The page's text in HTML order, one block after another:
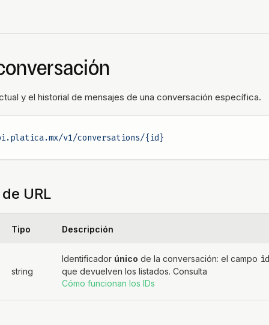
y el historial de mensajes de una conversación específica.
v1/conversations/{id}
URL
Tipo Descripción
string
Identificador único de la conversación: el campo id
que devuelven los listados. Consulta
Cómo funcionan los IDs